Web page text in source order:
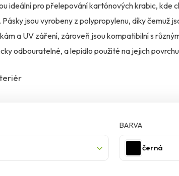
ideální pro přelepování kartónových krabic, kde
jsou vyrobeny z polypropylenu, díky čemuž
a UV záření, zároveň jsou kompatibilní s
odbouratelné, a lepidlo použité na jejich
plochy od mastnoty, prachu a nečistot. U
návrhu.
BARVA
černá